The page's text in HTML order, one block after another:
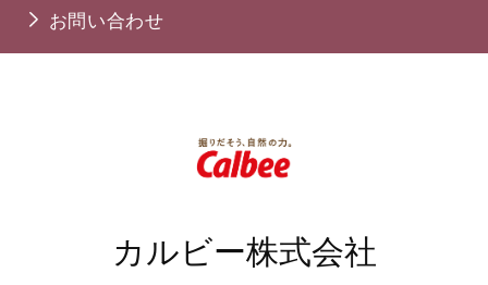
お問い合わせ
カルビー株式会社